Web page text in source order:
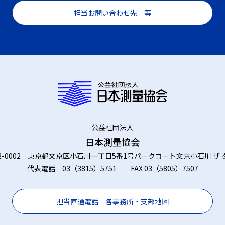
担当お問い合わせ先 等
公益社団法人
日本測量協会
0002 東京都文京区小石川一丁目5番1号パークコート文京小石川 ザ
代表電話 03（3815）5751 FAX 03（5805）7507
担当直通電話 各事務所・支部地図